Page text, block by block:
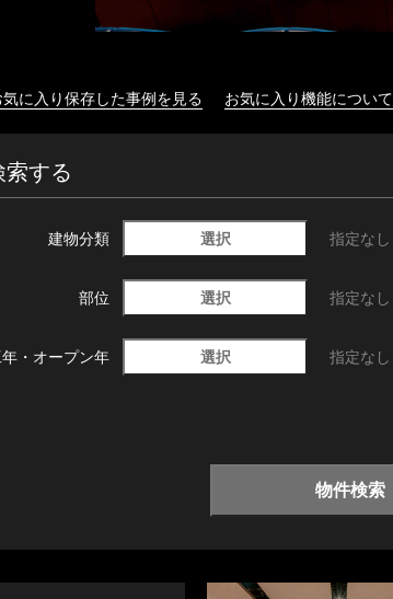
に入り保存した事例を見る お気に入り機能について
する
建物分類 選択 指定なし
部位 選択 指定なし
・ オープン年 選択 指定なし
物件検索